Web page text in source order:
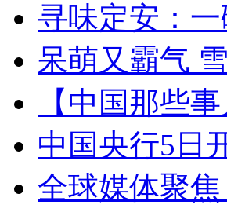
寻味定安：
呆萌又霸气
【中国那些
中国央行5日
全球媒体聚